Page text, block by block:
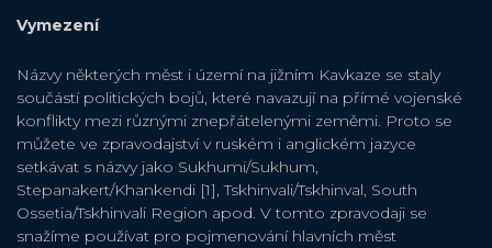
Vymezení
Názvy některých měst i území na jižním Kavkaze se staly
součástí politických bojů, které navazují na přímé vojenské
konflikty mezi různými znepřátelenými zeměmi. Proto se
můžete ve zpravodajství v ruském i anglickém jazyce
setkávat s názvy jako Sukhumi/Sukhum,
Stepanakert/Khankendi [1], Tskhinvali/Tskhinval, South
Ossetia/Tskhinvali Region apod. V tomto zpravodaji se
snažíme používat pro pojmenování hlavních měst